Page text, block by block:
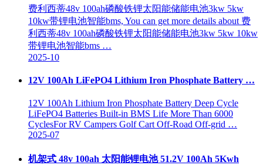
费利西蒂48v 100ah磷酸铁锂太阳能储能电池3kw 5kw
10kw带锂电池智能bms, You can get more details about 费
利西蒂48v 100ah磷酸铁锂太阳能储能电池3kw 5kw 10kw
带锂电池智能bms …
2025-10
12V 100Ah LiFePO4 Lithium Iron Phosphate Battery …
12V 100Ah Lithium Iron Phosphate Battery Deep Cycle
LiFePO4 Batteries Built-in BMS Life More Than 6000
CyclesFor RV Campers Golf Cart Off-Road Off-grid …
2025-07
机架式 48v 100ah 太阳能锂电池 51.2V 100Ah 5Kwh